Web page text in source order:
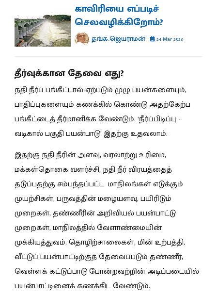
காவிரியை எப்படிச்
செலவழிக்கிறோம்?
தங்க.ஜெயராமன் 24 Mar 2023
தீர்வுக்கான தேவை எது?
நதி நீர்ப் பங்கீட்டால் ஏற்படும் முழு பயன்களையும்,
பாதிப்புகளையும் கணக்கில் கொண்டு அதற்கேற்ப
பங்கீட்டைத் தீர்மானிக்க வேண்டும். ‘நீர்ப்பிடிப்பு -
வடிகால் பகுதி பயன்பாடு’ இதற்கு உதவலாம்.
இதற்கு நதி நீரின் அளவு, வரலாற்று உரிமை,
மக்கள்தொகை வளர்ச்சி, நதி நீர் விரயத்தைத்
தடுப்பதற்கு சம்பந்தப்பட்ட மாநிலங்கள் எடுக்கும்
முயற்சிகள், பருவத்தின் மழையளவு, பயிரிடும்
முறைகள், தண்ணீரின் அறிவியல் பயன்பாட்டு
முறைகள், மாநிலத்தில் வேளாண்மையின்
முக்கியத்துவம், தொழிற்சாலைகள், மின் உற்பத்தி,
வீட்டுப் பயன்பாட்டிற்குத் தேவைப்படும் தண்ணீர்,
வெள்ளக் கட்டுப்பாடு போன்றவற்றின் அடிப்படையில்
பயன்பாட்டினைக் கணக்கிட வேண்டும்.